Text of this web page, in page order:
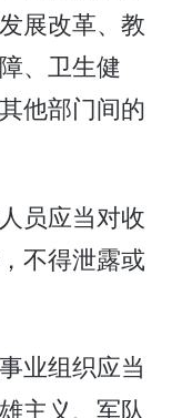
展改革、教
、卫生健
他部门间的
员应当对收
不得泄露或
业组织应当
主义、军队